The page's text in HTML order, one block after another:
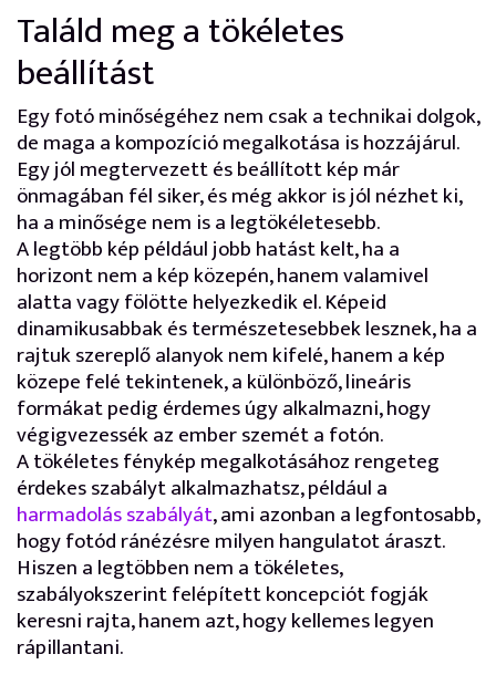
Találd meg a tökéletes
beállítást
Egy fotó minőségéhez nem csak a technikai dolgok,
de maga a kompozíció megalkotása is hozzájárul.
Egy jól megtervezett és beállított kép már
önmagában fél siker, és még akkor is jól nézhet ki,
ha a minősége nem is a legtökéletesebb.
A legtöbb kép például jobb hatást kelt, ha a
horizont nem a kép közepén, hanem valamivel
alatta vagy fölötte helyezkedik el. Képeid
dinamikusabbak és természetesebbek lesznek, ha a
rajtuk szereplő alanyok nem kifelé, hanem a kép
közepe felé tekintenek, a különböző, lineáris
formákat pedig érdemes úgy alkalmazni, hogy
végigvezessék az ember szemét a fotón.
A tökéletes fénykép megalkotásához rengeteg
érdekes szabályt alkalmazhatsz, például a
harmadolás szabályát, ami azonban a legfontosabb,
hogy fotód ránézésre milyen hangulatot áraszt.
Hiszen a legtöbben nem a tökéletes,
szabályokszerint felépített koncepciót fogják
keresni rajta, hanem azt, hogy kellemes legyen
rápillantani.